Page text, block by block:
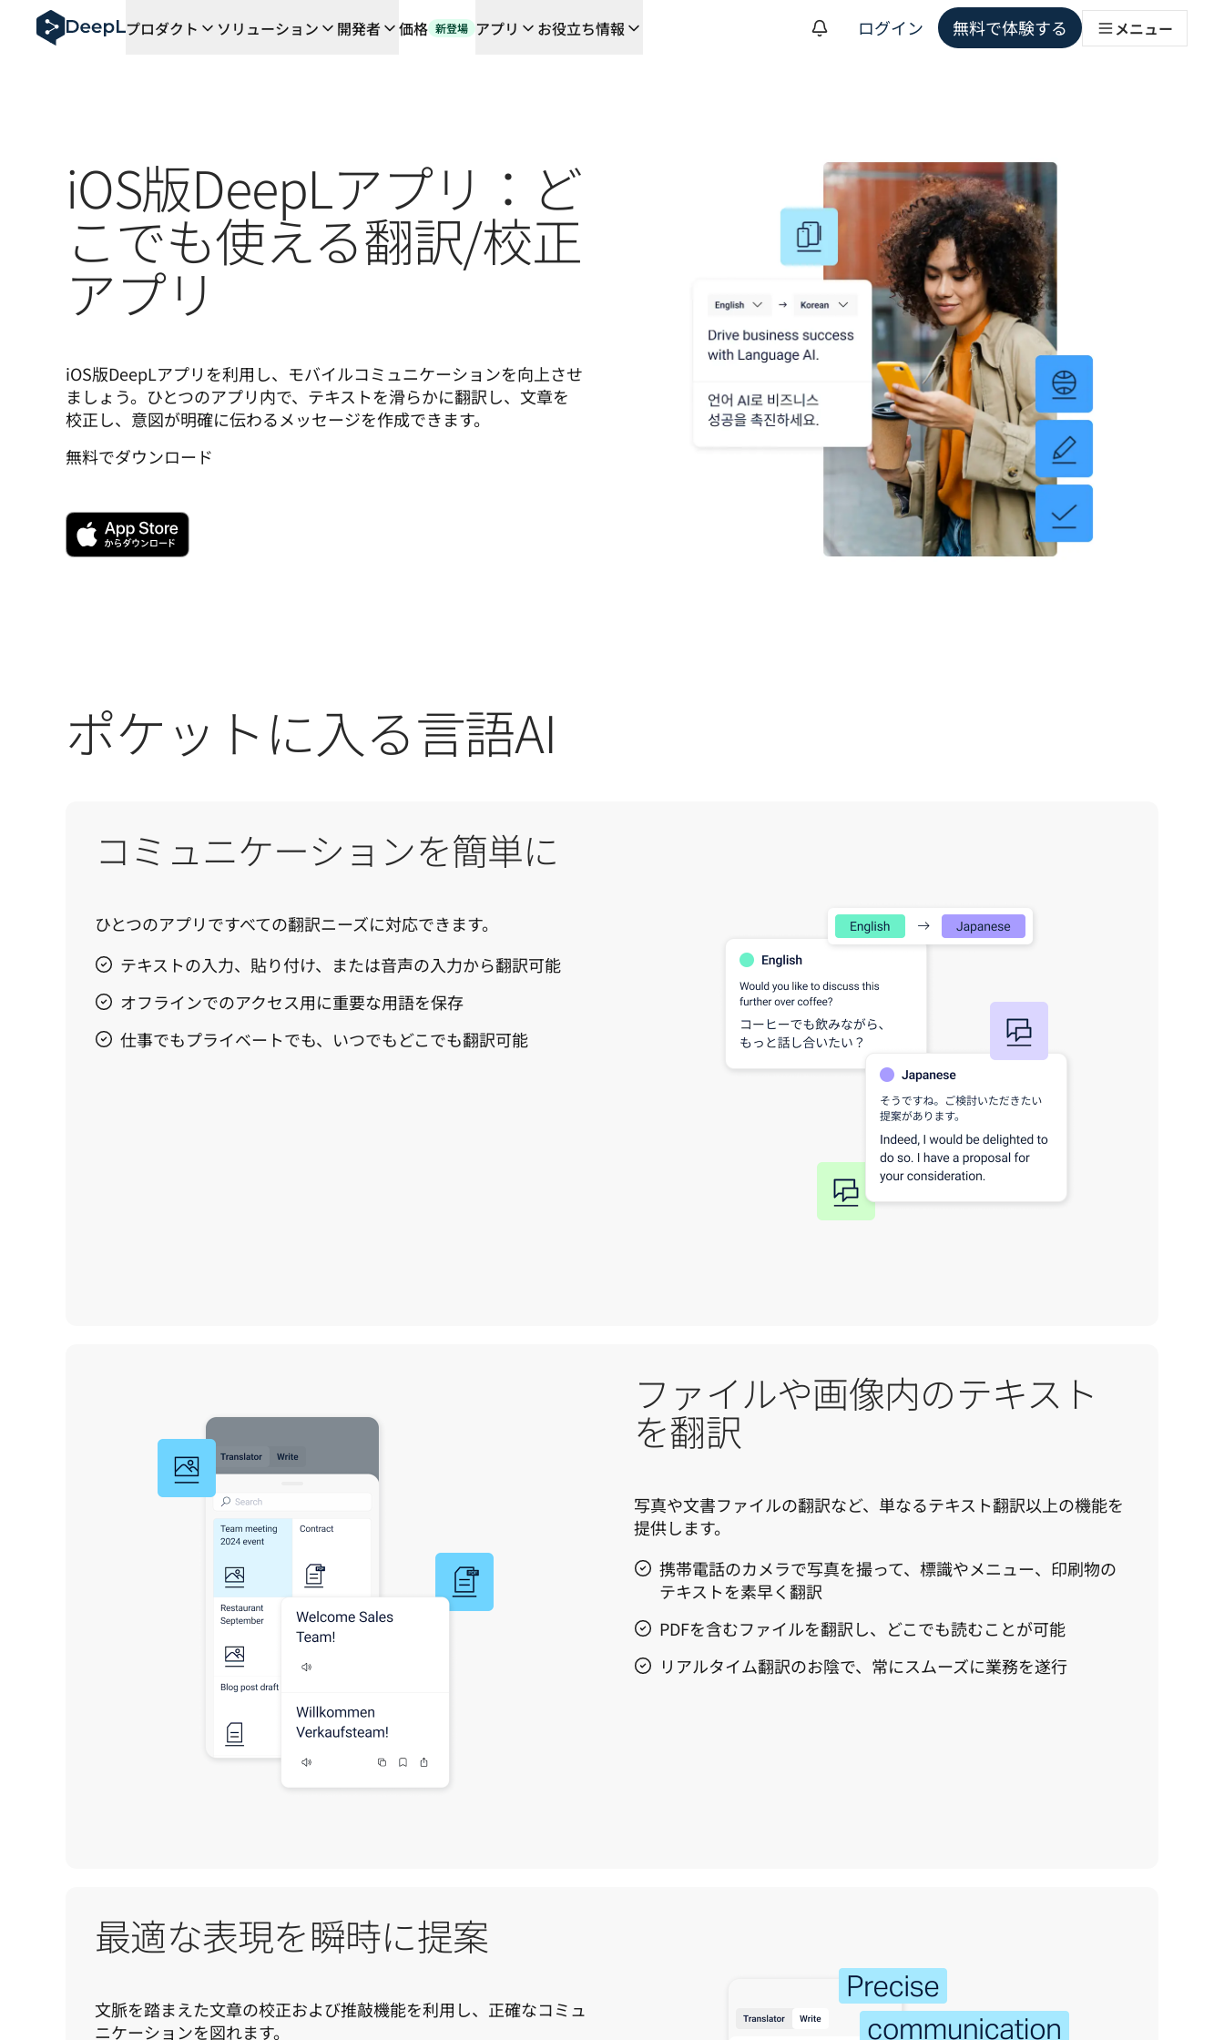
AIエージェント向けDeepL
DeepL Translation Flow：主要なユースケースや連携機能に対応する、AIを活用した新しいワークフロー
高品質なテキスト翻訳からリアルタイム音声翻訳までを支えるDeepLの言語AI
Building an instantly accessible voice demo with DeepL Voice API
プロダクト ソリューション 開発者 価格 新登場 アプリ お役立ち情報 ログイン 無料で体験する メニュー
iOS版DeepLアプリ：ど
こでも使える翻訳/校正
アプリ
iOS版DeepLアプリを利用し、モバイルコミュニケーションを向上させ
ましょう。ひとつのアプリ内で、テキストを滑らかに翻訳し、文章を
校正し、意図が明確に伝わるメッセージを作成できます。
無料でダウンロード
ポケットに入る言語AI
コミュニケーションを簡単に
ひとつのアプリですべての翻訳ニーズに対応できます。
テキストの入力、貼り付け、または音声の入力から翻訳可能
オフラインでのアクセス用に重要な用語を保存
仕事でもプライベートでも、いつでもどこでも翻訳可能
ファイルや画像内のテキスト
を翻訳
写真や文書ファイルの翻訳など、単なるテキスト翻訳以上の機能を
提供します。
携帯電話のカメラで写真を撮って、標識やメニュー、印刷物の
テキストを素早く翻訳
PDFを含むファイルを翻訳し、どこでも読むことが可能
リアルタイム翻訳のお陰で、常にスムーズに業務を遂行
最適な表現を瞬時に提案
文脈を踏まえた文章の校正および推敲機能を利用し、正確なコミュ
ニケーションを図れます。